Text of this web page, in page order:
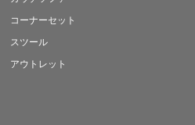
コーナーセット
スツール
アウトレット